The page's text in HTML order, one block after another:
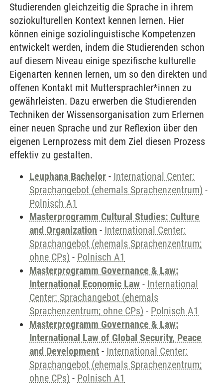
Studierenden gleichzeitig die Sprache in ihrem
soziokulturellen Kontext kennen lernen. Hier
können einige soziolinguistische Kompetenzen
entwickelt werden, indem die Studierenden schon
auf diesem Niveau einige spezifische kulturelle
Eigenarten kennen lernen, um so den direkten und
offenen Kontakt mit Muttersprachler*innen zu
gewährleisten. Dazu erwerben die Studierenden
Techniken der Wissensorganisation zum Erlernen
einer neuen Sprache und zur Reflexion über den
eigenen Lernprozess mit dem Ziel diesen Prozess
effektiv zu gestalten.
Leuphana Bachelor - International Center:
Sprachangebot (ehemals Sprachenzentrum) -
Polnisch A1
Masterprogramm Cultural Studies: Culture
and Organization - International Center:
Sprachangebot (ehemals Sprachenzentrum;
ohne CPs) - Polnisch A1
Masterprogramm Governance & Law:
International Economic Law - International
Center: Sprachangebot (ehemals
Sprachenzentrum; ohne CPs) - Polnisch A1
Masterprogramm Governance & Law:
International Law of Global Security, Peace
and Development - International Center:
Sprachangebot (ehemals Sprachenzentrum;
ohne CPs) - Polnisch A1